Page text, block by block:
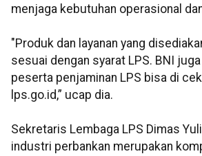
menjaga kebutuhan operasional
"Produk dan layanan yang
sesuai dengan syarat LPS. BNI
peserta penjaminan LPS bisa di
lps.go.id,” ucap dia.
Sekretaris Lembaga LPS Dimas
industri perbankan merupakan